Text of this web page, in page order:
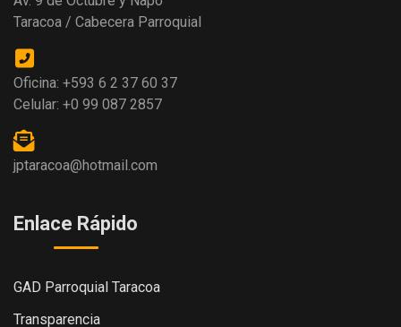
Taracoa / Cabecera Parroquial
Oficina: +593 6 2 37 60 37
Celular: +0 99 087 2857
jptaracoa@hotmail.com
Enlace Rápido
GAD Parroquial Taracoa
Transparencia